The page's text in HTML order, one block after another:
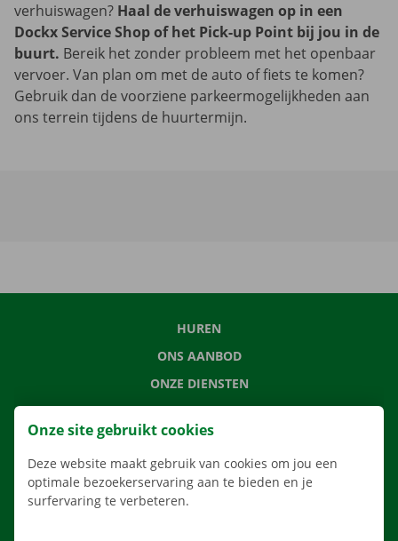
verhuiswagen? Haal de verhuiswagen op in een
Dockx Service Shop of het Pick-up Point bij jou in de
buurt. Bereik het zonder probleem met het openbaar
vervoer. Van plan om met de auto of fiets te komen?
Gebruik dan de voorziene parkeermogelijkheden aan
ons terrein tijdens de huurtermijn.
HUREN
ONS AANBOD
ONZE DIENSTEN
LOCATIES
APP
VERHUISOPLOSSINGEN
Onze site gebruikt cookies
Deze website maakt gebruik van cookies om jou een
optimale bezoekerservaring aan te bieden en je
surfervaring te verbeteren.